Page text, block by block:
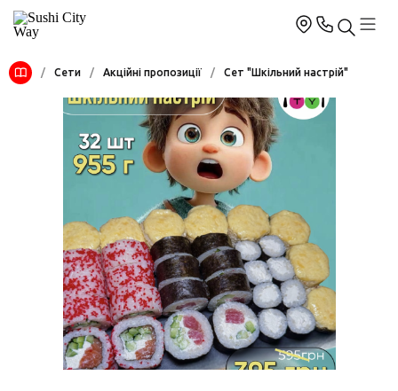
/ Сети / Акційні пропозиції / Сет "Шкільний настрій"